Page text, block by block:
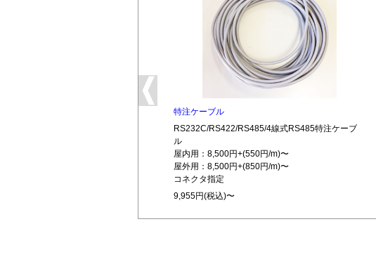
特注ケーブル
RS232C/RS422/RS485/4線式RS485特注ケーブ
ル
屋内用：8,500円+(550円/m)〜
屋外用：8,500円+(850円/m)〜
コネクタ指定
9,955円(税込)〜